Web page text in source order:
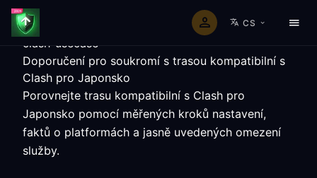
CS
clash-usecase
Doporučení pro soukromí s trasou kompatibilní s
Clash pro Japonsko
Porovnejte trasu kompatibilní s Clash pro
Japonsko pomocí měřených kroků nastavení,
faktů o platformách a jasně uvedených omezení
služby.